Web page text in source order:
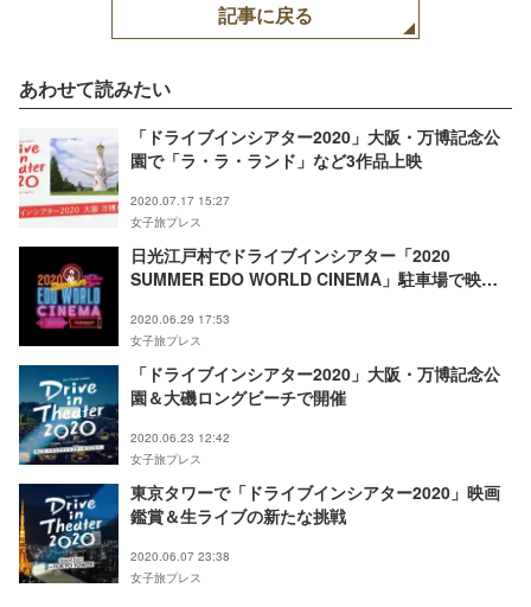
記事に戻る
あわせて読みたい
「ドライブインシアター2020」大阪・万博記念公
園で「ラ・ラ・ランド」など3作品上映
2020.07.17 15:27
女子旅プレス
日光江戸村でドライブインシアター「2020
SUMMER EDO WORLD CINEMA」駐車場で映画
2020.06.29 17:53
女子旅プレス
「ドライブインシアター2020」大阪・万博記念公
園＆大磯ロングビーチで開催
2020.06.23 12:42
女子旅プレス
東京タワーで「ドライブインシアター2020」映画
鑑賞＆生ライブの新たな挑戦
2020.06.07 23:38
女子旅プレス